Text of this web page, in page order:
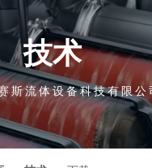
技术
斯流体设备科技有限公